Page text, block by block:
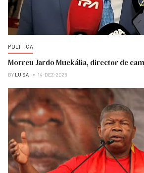
POLITICA
Morreu Jardo Muekália, director de
BY LUISA 14-DEZ-2025